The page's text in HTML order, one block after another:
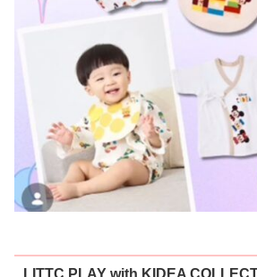
LITTC PLAY with KIDEA